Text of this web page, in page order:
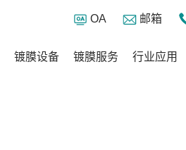
OA 邮箱
镀膜设备 镀膜服务 行业应用